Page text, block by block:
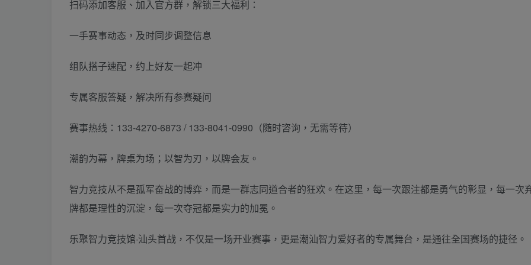
扫码添加客服、加入官方群，解锁三大福利：
一手赛事动态，及时同步调整信息
组队搭子速配，约上好友一起冲
专属客服答疑，解决所有参赛疑问
赛事热线：133-4270-6873 / 133-8041-0990（随时咨询，无需等待）
潮韵为幕，牌桌为场；以智为刃，以牌会友。
智力竞技从不是孤军奋战的博弈，而是一群志同道合者的狂欢。在这里，每一次跟注都是勇气的彰显，每一次
牌都是理性的沉淀，每一次夺冠都是实力的加冕。
乐聚智力竞技馆·汕头首战，不仅是一场开业赛事，更是潮汕智力爱好者的专属舞台，是通往全国赛场的捷径。